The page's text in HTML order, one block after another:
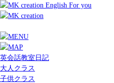
英会話教室日記
大人クラス
子供クラス